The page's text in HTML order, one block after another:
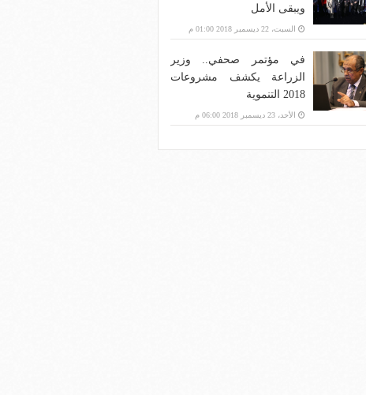
ويبقى الأمل
السبت، 22 ديسمبر 2018 01:00 م
في مؤتمر صحفي.. وزير
الزراعة يكشف مشروعات
2018 التنموية
الأحد، 23 ديسمبر 2018 06:00 م